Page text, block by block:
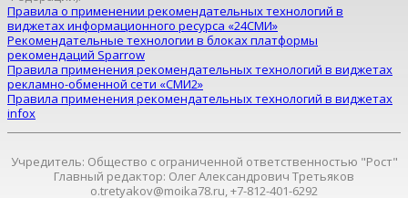
Правила о применении рекомендательных технологий в
виджетах информационного ресурса «24СМИ»
Рекомендательные технологии в блоках платформы
рекомендаций Sparrow
Правила применения рекомендательных технологий в виджетах
рекламно-обменной сети «СМИ2»
Правила применения рекомендательных технологий в виджетах
infox
Учредитель: Общество с ограниченной ответственностью "Рост"
Главный редактор: Олег Александрович Третьяков
o.tretyakov@moika78.ru, +7-812-401-6292